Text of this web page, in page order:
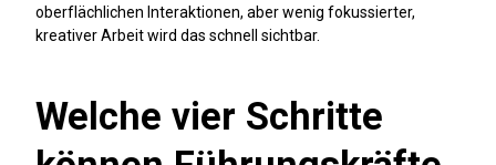
oberflächlichen Interaktionen, aber wenig fokussierter,
kreativer Arbeit wird das schnell sichtbar.
Welche vier Schritte